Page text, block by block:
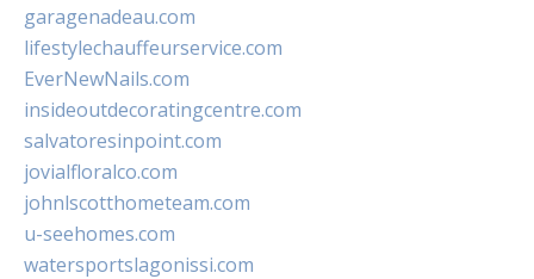
garagenadeau.com
lifestylechauffeurservice.com
EverNewNails.com
insideoutdecoratingcentre.com
salvatoresinpoint.com
jovialfloralco.com
johnlscotthometeam.com
u-seehomes.com
watersportslagonissi.com